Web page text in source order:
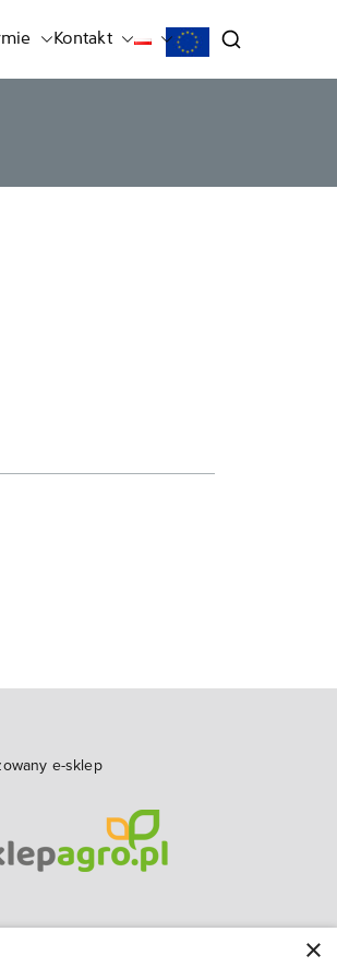
Kontakt
e-sklep
×